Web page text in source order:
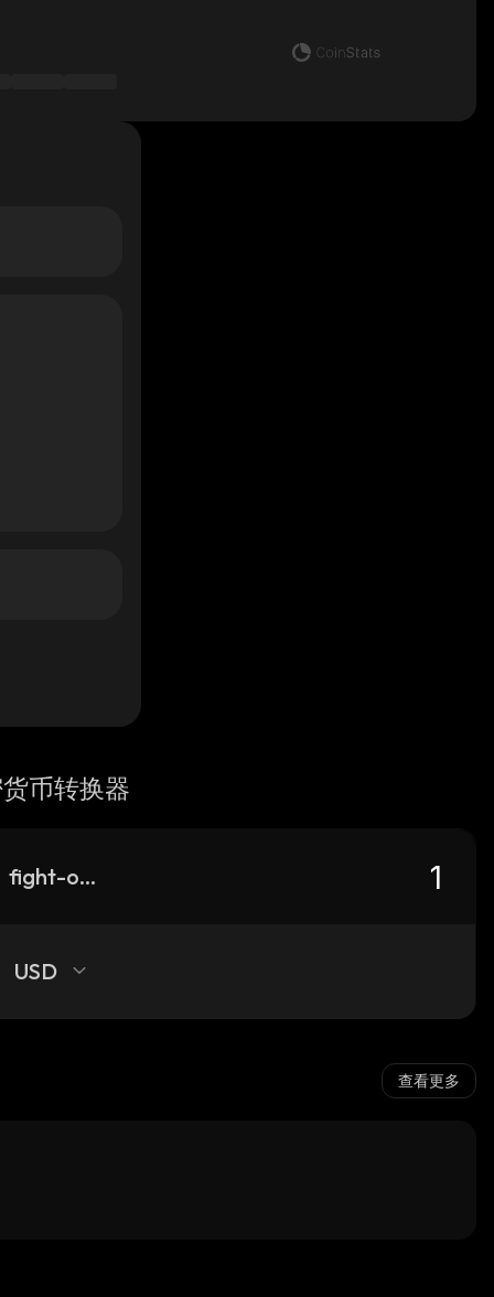
币转换器
fight-of-the-ages
USD
查看更多